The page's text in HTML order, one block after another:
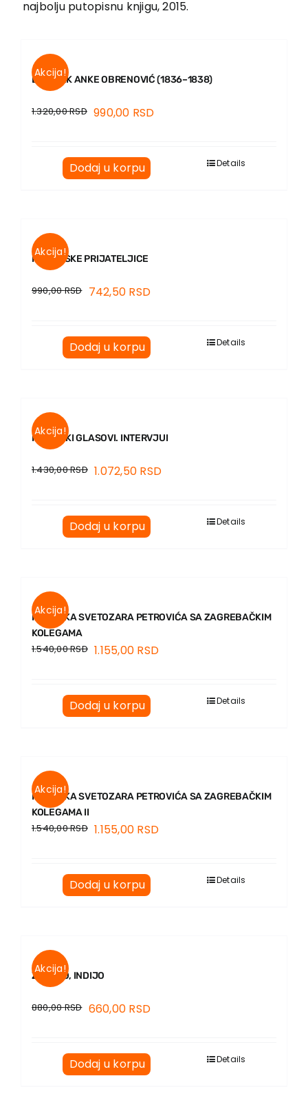
najbolju putopisnu knjigu, 2015.
Akcija!
DNEVNIK ANKE OBRENOVIĆ (1836–1838)
1.320,00RSD 990,00 RSD
Dodaj u korpu Details
Akcija!
KUBANSKE PRIJATELJICE
990,00RSD 742,50 RSD
Dodaj u korpu Details
Akcija!
PESNIČKI GLASOVI. INTERVJUI
1.430,00RSD 1.072,50 RSD
Dodaj u korpu Details
Akcija!
PREPISKA SVETOZARA PETROVIĆA SA ZAGREBAČKIM
KOLEGAMA
1.540,00RSD 1.155,00 RSD
Dodaj u korpu Details
Akcija!
PREPISKA SVETOZARA PETROVIĆA SA ZAGREBAČKIM
KOLEGAMA II
1.540,00RSD 1.155,00 RSD
Dodaj u korpu Details
Akcija!
ZDRAVO, INDIJO
880,00RSD 660,00 RSD
Dodaj u korpu Details